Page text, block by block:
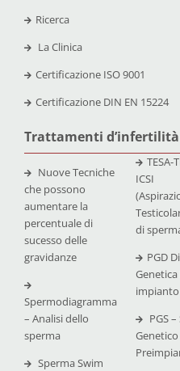
Ricerca
La Clinica
Certificazione ISO 9001
Certificazione DIN EN 15224
Trattamenti d’infertilità
Nuove Tecniche
che possono
aumentare la
percentuale di
sucesso delle
gravidanze
Spermodiagramma
– Analisi dello
sperma
Sperma Swim
TESA-
ICSI
di
PGD
Genetica
impianto
PGS
Genetico